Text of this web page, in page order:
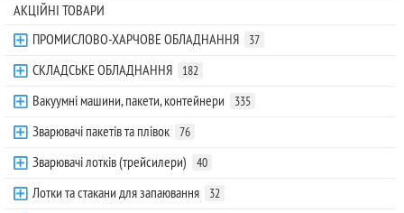
АКЦІЙНІ ТОВАРИ
ПРОМИСЛОВО-ХАРЧОВЕ ОБЛАДНАННЯ
37
СКЛАДСЬКЕ ОБЛАДНАННЯ 182
Вакуумні машини, пакети, контейнери 335
Зварювачі пакетів та плівок 76
Зварювачі лотків (трейсилери) 40
Лотки та стакани для запаювання 32